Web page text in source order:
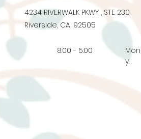
4234 RIVERWALK PKWY , STE 230
Riverside, CA, 92505
8:00 - 5:00
y: